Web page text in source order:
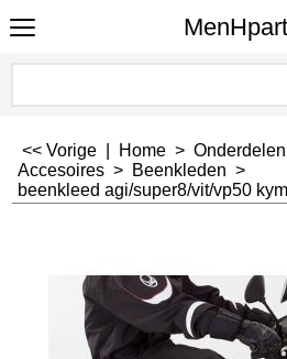
<< Vorige Home > Onderdelen
Accesoires > Beenkleden >
beenkleed agi/super8/vit/vp50